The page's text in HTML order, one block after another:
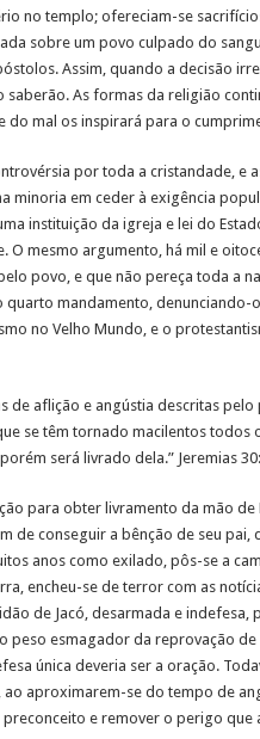
no templo; ofereciam-se
sobre um povo culpado do
Assim, quando a decisão
As formas da religião
mal os inspirará para o
por toda a cristandade, e
minoria em ceder à exigência
instituição da igreja e lei do
mesmo argumento, há mil e
povo, e que não pereça toda a
mandamento,
no Velho Mundo, e o
de aflição e angústia descritas
se têm tornado macilentos
será livrado dela.” Jeremias
para obter livramento da mão
conseguir a bênção de seu
anos como exilado, pôs-se a
encheu-se de terror com as
de Jacó, desarmada e
peso esmagador da reprovação
única deveria ser a oração.
aproximarem-se do tempo de
e remover o perigo que